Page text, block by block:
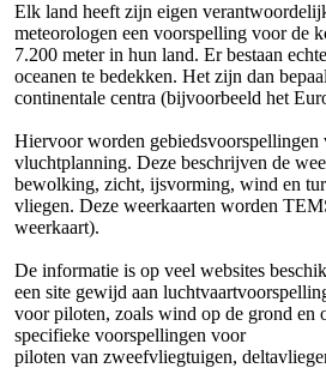
Elk land heeft zijn eigen
meteorologen een voorspelling voor de
7.200 meter in hun land. Er bestaan
oceanen te bedekken. Het zijn dan
continentale centra (bijvoorbeeld het
Hiervoor worden
vluchtplanning. Deze beschrijven de
bewolking, zicht, ijsvorming, wind en
vliegen. Deze weerkaarten worden
weerkaart).
De informatie is op veel websites
een site gewijd aan
voor piloten, zoals wind op de grond en
specifieke voorspellingen voor
piloten van zweefvliegtuigen,